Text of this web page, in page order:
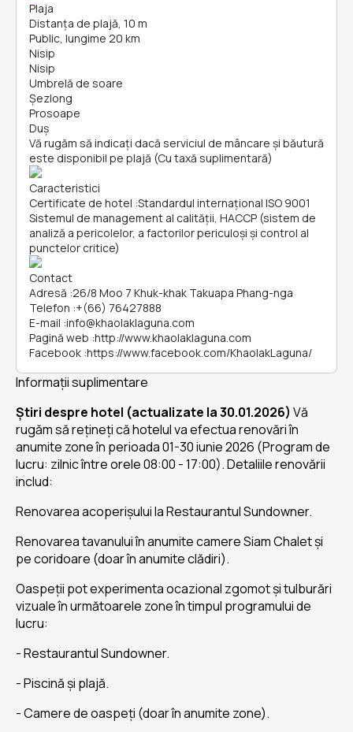
Plaja
Distanța de plajă, 10 m
Public, lungime 20 km
Nisip
Nisip
Umbrelă de soare
Șezlong
Prosoape
Duș
Vă rugăm să indicați dacă serviciul de mâncare și băutură
este disponibil pe plajă (Cu taxă suplimentară)
Caracteristici
Certificate de hotel :Standardul internațional ISO 9001
Sistemul de management al calității, HACCP (sistem de
analiză a pericolelor, a factorilor periculoşi și control al
punctelor critice)
Contact
Adresă :26/8 Moo 7 Khuk-khak Takuapa Phang-nga
Telefon :+(66) 76427888
E-mail :info@khaolaklaguna.com
Pagină web :http://www.khaolaklaguna.com
Facebook :https://www.facebook.com/KhaolakLaguna/
Informații suplimentare
Știri despre hotel (actualizate la 30.01.2026) Vă
rugăm să rețineți că hotelul va efectua renovări în
anumite zone în perioada 01-30 iunie 2026 (Program de
lucru: zilnic între orele 08:00 - 17:00). Detaliile renovării
includ:
Renovarea acoperișului la Restaurantul Sundowner.
Renovarea tavanului în anumite camere Siam Chalet și
pe coridoare (doar în anumite clădiri).
Oaspeții pot experimenta ocazional zgomot și tulburări
vizuale în următoarele zone în timpul programului de
lucru:
- Restaurantul Sundowner.
- Piscină și plajă.
- Camere de oaspeți (doar în anumite zone).